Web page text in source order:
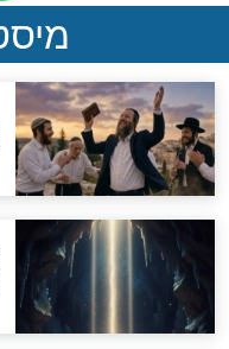
"לפני
האם
אפשר